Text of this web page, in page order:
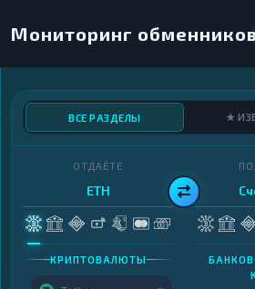
Мониторинг
ВСЕ РАЗДЕЛЫ ★
ОТДАЁТЕ
ETH
КРИПТОВАЛЮТЫ